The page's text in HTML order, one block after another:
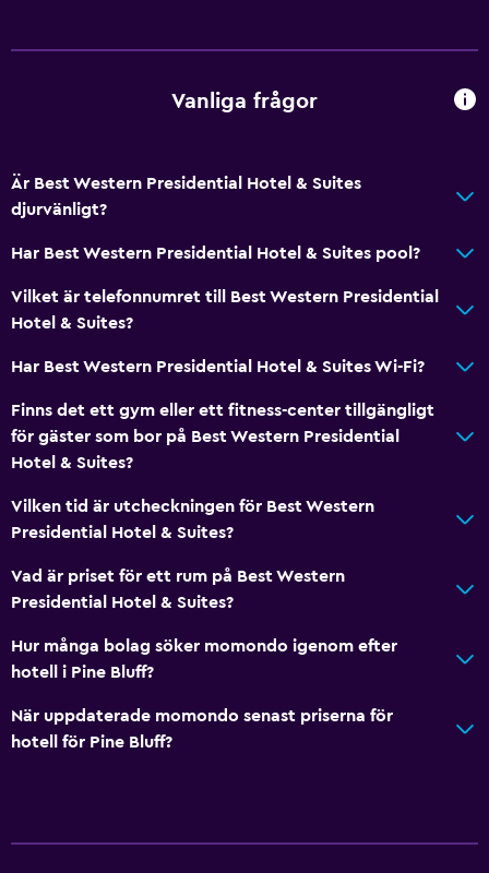
Vanliga frågor
Är Best Western Presidential Hotel & Suites
djurvänligt?
Har Best Western Presidential Hotel & Suites pool?
Vilket är telefonnumret till Best Western Presidential
Hotel & Suites?
Har Best Western Presidential Hotel & Suites Wi-Fi?
Finns det ett gym eller ett fitness-center tillgängligt
för gäster som bor på Best Western Presidential
Hotel & Suites?
Vilken tid är utcheckningen för Best Western
Presidential Hotel & Suites?
Vad är priset för ett rum på Best Western
Presidential Hotel & Suites?
Hur många bolag söker momondo igenom efter
hotell i Pine Bluff?
När uppdaterade momondo senast priserna för
hotell för Pine Bluff?